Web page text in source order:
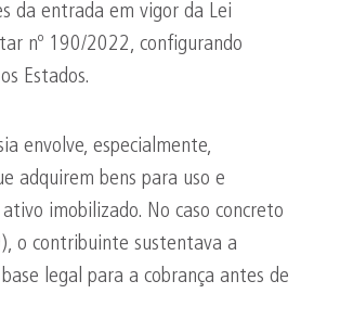
da entrada em vigor da Lei
nº 190/2022, configurando
Estados.
envolve, especialmente,
adquirem bens para uso e
imobilizado. No caso concreto
o contribuinte sustentava a
legal para a cobrança antes de